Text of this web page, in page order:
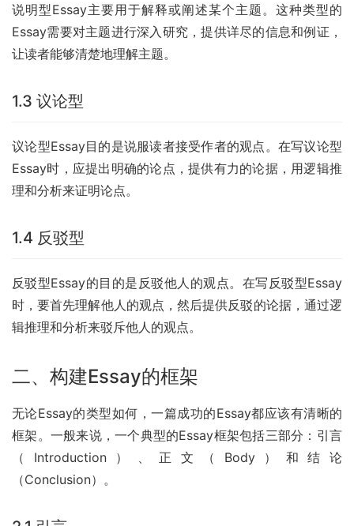
说明型Essay主要用于解释或阐述某个主题。这种类型的
Essay需要对主题进行深入研究，提供详尽的信息和例证，
让读者能够清楚地理解主题。
1.3 议论型
议论型Essay目的是说服读者接受作者的观点。在写议论型
Essay时，应提出明确的论点，提供有力的论据，用逻辑推
理和分析来证明论点。
1.4 反驳型
反驳型Essay的目的是反驳他人的观点。在写反驳型Essay
时，要首先理解他人的观点，然后提供反驳的论据，通过逻
辑推理和分析来驳斥他人的观点。
二、构建Essay的框架
无论Essay的类型如何，一篇成功的Essay都应该有清晰的
框架。一般来说，一个典型的Essay框架包括三部分：引言
（Introduction）、正文（Body）和结论
（Conclusion）。